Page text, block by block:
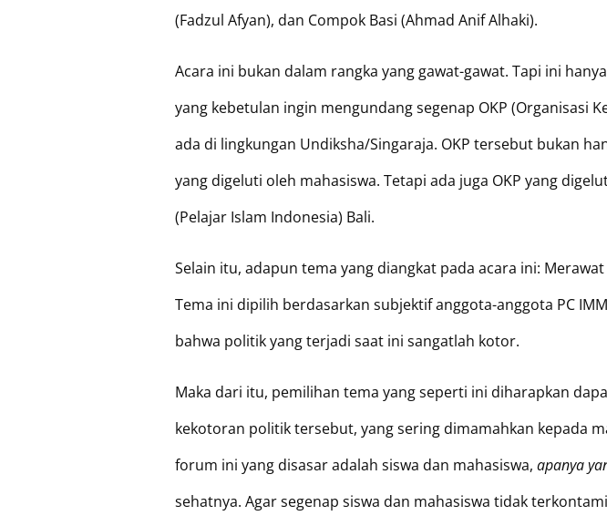
(Fadzul Afyan), dan Compok Basi (Ahmad Anif Alhaki).
Acara ini bukan dalam rangka yang gawat-gawat. Tapi ini
yang kebetulan ingin mengundang segenap OKP (Organisasi
ada di lingkungan Undiksha/Singaraja. OKP tersebut bukan
yang digeluti oleh mahasiswa. Tetapi ada juga OKP yang
(Pelajar Islam Indonesia) Bali.
Selain itu, adapun tema yang diangkat pada acara ini:
Tema ini dipilih berdasarkan subjektif anggota-anggota PC
bahwa politik yang terjadi saat ini sangatlah kotor.
Maka dari itu, pemilihan tema yang seperti ini diharapkan
kekotoran politik tersebut, yang sering dimamahkan kepada
forum ini yang disasar adalah siswa dan mahasiswa, apanya
sehatnya. Agar segenap siswa dan mahasiswa tidak